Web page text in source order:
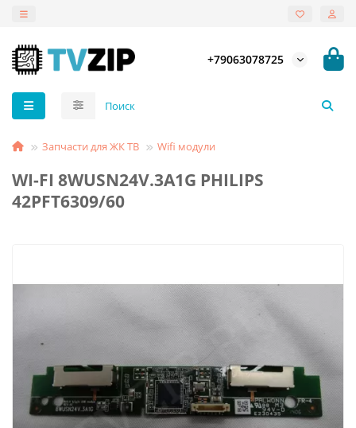
+79063078725
Запчасти для ЖК ТВ Wifi модули
WI-FI 8WUSN24V.3A1G PHILIPS
42PFT6309/60